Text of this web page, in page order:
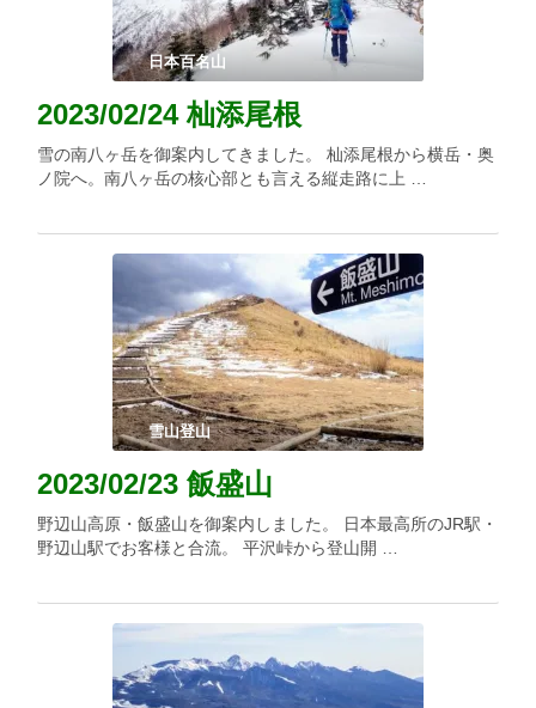
日本百名山
2023/02/24 杣添尾根
雪の南八ヶ岳を御案内してきました。 杣添尾根から横岳・奥
ノ院へ。南八ヶ岳の核心部とも言える縦走路に上 …
雪山登山
2023/02/23 飯盛山
野辺山高原・飯盛山を御案内しました。 日本最高所のJR駅・
野辺山駅でお客様と合流。 平沢峠から登山開 …